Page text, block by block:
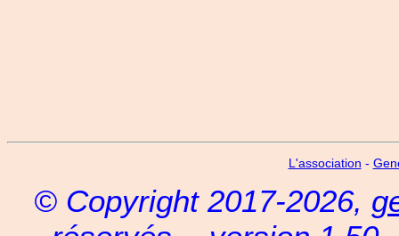
L'association -
© Copyright 2017-2026,